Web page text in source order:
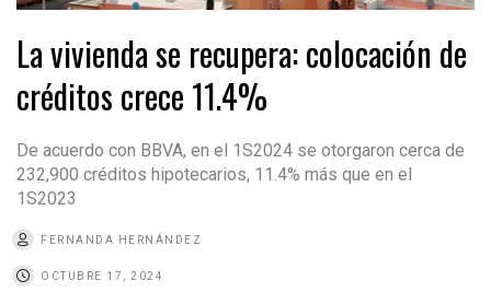
La vivienda se recupera: colocación de
créditos crece 11.4%
De acuerdo con BBVA, en el 1S2024 se otorgaron cerca de
232,900 créditos hipotecarios, 11.4% más que en el
1S2023
FERNANDA HERNÁNDEZ
OCTUBRE 17, 2024